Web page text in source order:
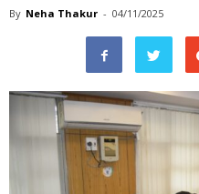
By Neha Thakur - 04/11/2025